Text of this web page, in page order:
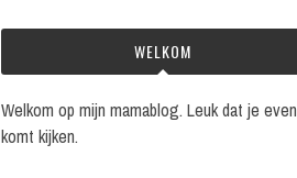
WELKOM
Welkom op mijn mamablog. Leuk dat je even
komt kijken.